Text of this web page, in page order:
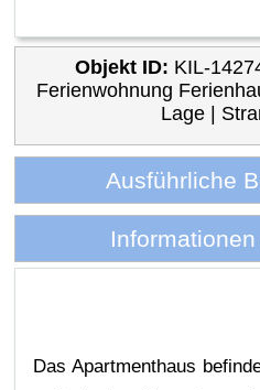
Objekt ID: KIL-
Ferienwohnung
Lage |
Ausführliche
Das Apartmenthaus